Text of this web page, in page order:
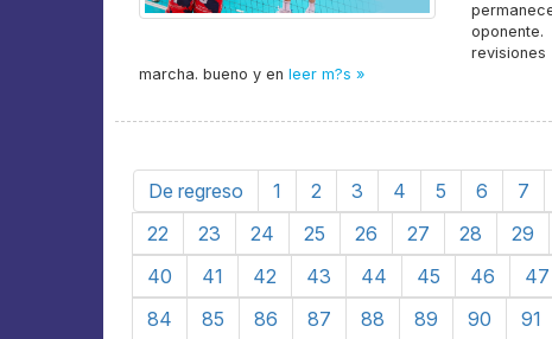
marcha. bueno y en leer m?s »
De regreso 1 2 3 4 5 6 7
22
23 24 25 26 27 28 29
40
41 42 43 44 45 46 47
84
85 86 87 88 89 90 91